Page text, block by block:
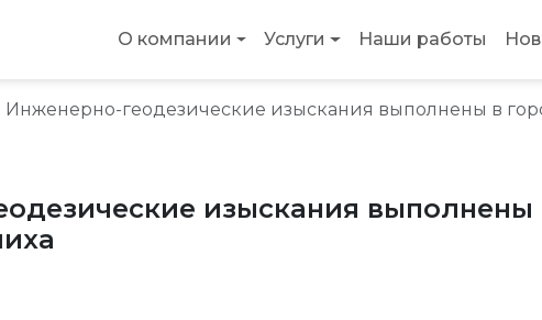
О компании Услуги Наши работы
Инженерно-геодезические изыскания выполнены в
изыскания выполнены